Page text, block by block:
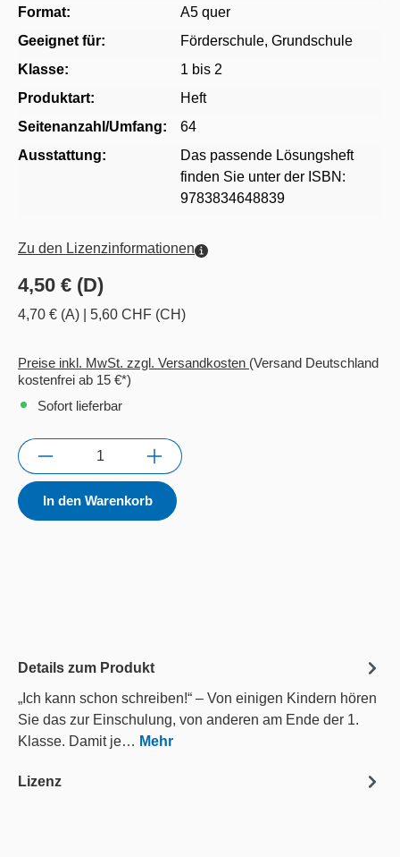
Format:
A5 quer
Geeignet für:
Förderschule, Grundschule
Klasse:
1 bis 2
Produktart:
Heft
Seitenanzahl/Umfang:
64
Ausstattung:
Das passende Lösungsheft
finden Sie unter der ISBN:
9783834648839
Zu den Lizenzinformationen
4,50 € (D)
4,70 € (A) 5,60 CHF (CH)
Preise inkl. MwSt. zzgl. Versandkosten (Versand Deutschland
kostenfrei ab 15 €*)
Sofort lieferbar
Anzahl
In den Warenkorb
Details zum Produkt
„Ich kann schon schreiben!“ – Von einigen Kindern hören
Sie das zur Einschulung, von anderen am Ende der 1.
Klasse. Damit je… Mehr
Lizenz